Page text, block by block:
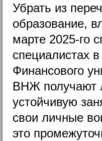
Убрать из
образование,
марте 2025-го
специалистах
Финансового
ВНЖ получают
устойчивую
свои личные
это